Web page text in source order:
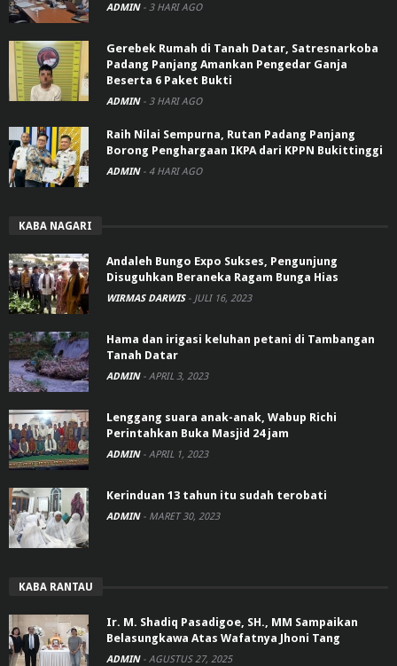
ADMIN - 3 HARI AGO
Gerebek Rumah di Tanah Datar, Satresnarkoba
Padang Panjang Amankan Pengedar Ganja
Beserta 6 Paket Bukti
ADMIN - 3 HARI AGO
Raih Nilai Sempurna, Rutan Padang Panjang
Borong Penghargaan IKPA dari KPPN Bukittinggi
ADMIN - 4 HARI AGO
KABA NAGARI
Andaleh Bungo Expo Sukses, Pengunjung
Disuguhkan Beraneka Ragam Bunga Hias
WIRMAS DARWIS - JULI 16, 2023
Hama dan irigasi keluhan petani di Tambangan
Tanah Datar
ADMIN - APRIL 3, 2023
Lenggang suara anak-anak, Wabup Richi
Perintahkan Buka Masjid 24 jam
ADMIN - APRIL 1, 2023
Kerinduan 13 tahun itu sudah terobati
ADMIN - MARET 30, 2023
KABA RANTAU
Ir. M. Shadiq Pasadigoe, SH., MM Sampaikan
Belasungkawa Atas Wafatnya Jhoni Tang
ADMIN - AGUSTUS 27, 2025